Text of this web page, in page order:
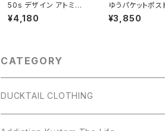
50s デザイン アトミッ
クロゴ 半袖 Tシャツ ラ
バープリント 丸胴 首元
→¥4,180 DUCKTAIL
C" WHITE ダックテイ
テール
¥4,180
ゆうパケットポ
DUCKTAIL
NG KNIT CAP
¥3,850
CATEGORY
DUCKTAIL CLOTHING